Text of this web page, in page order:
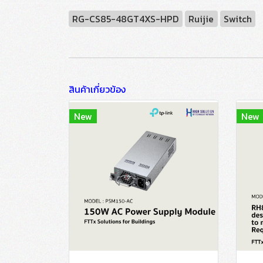
RG-CS85-48GT4XS-HPD Ruijie Switch
สินค้าเกี่ยวข้อง
New
New